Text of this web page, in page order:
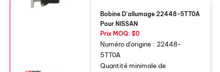
Bobine D'allumage 22448-5TT0A
Pour NISSAN
Prix ​​MOQ: $0
Numéro d'origine : 22448-
5TT0A
Quantité minimale de